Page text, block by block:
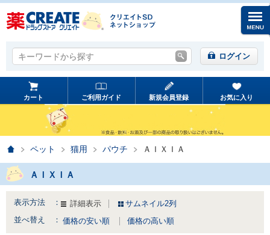
キーワードから探す
キーワードから探す ログイン
カート ご利用ガイド 新規会員登録 お気に入り
ホームペット 猫用 パウチ ＡＩＸＩＡ
ＡＩＸＩＡ
表示方法 ： 詳細表示
サムネイル2列
並べ替え ： 価格の安い順 価格の高い順